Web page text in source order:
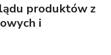
produktów z
i